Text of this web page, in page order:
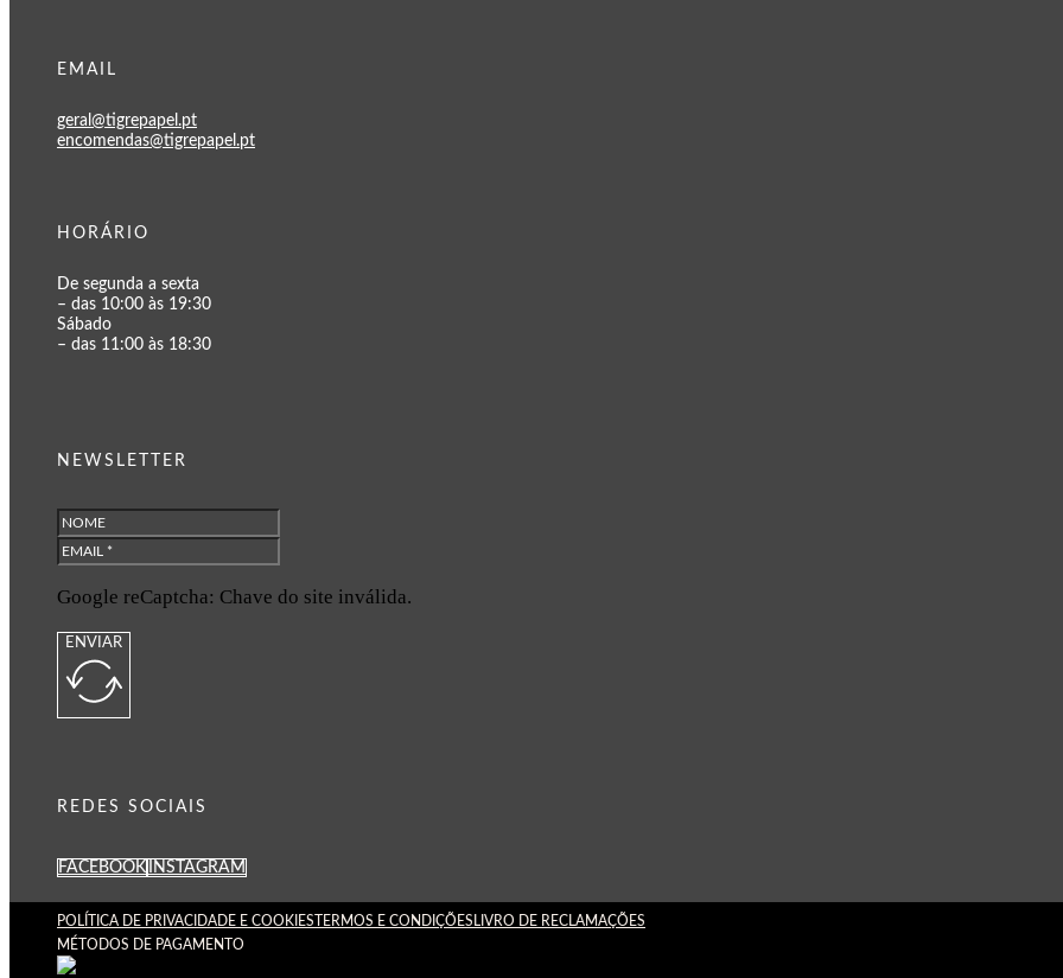
EMAIL
geral@tigrepapel.pt
encomendas@tigrepapel.pt
HORÁRIO
De segunda a sexta
– das 10:00 às 19:30
Sábado
– das 11:00 às 18:30
NEWSLETTER
Google reCaptcha: Chave do site inválida.
ENVIAR
REDES SOCIAIS
FACEBOOK INSTAGRAM
POLÍTICA DE PRIVACIDADE E COOKIES TERMOS E CONDIÇÕES LIVRO DE RECLAMAÇÕES
MÉTODOS DE PAGAMENTO